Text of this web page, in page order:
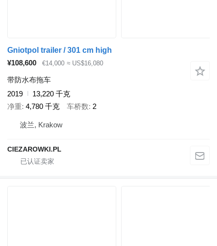
Gniotpol trailer / 301 cm high
¥108,600
€14,000 ≈ US$16,080
带防水布拖车
2019
13,220 千克
净重 4,780 千克 车桥数 2
波兰, Krakow
CIEZAROWKI.PL